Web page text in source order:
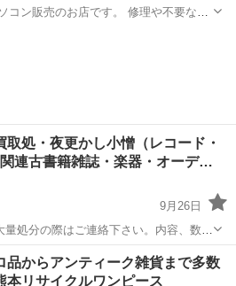
コン販売のお店です。 修理や不要なパ
取処・夜更かし小憎（レコード・
連古書籍雑誌・楽器・オーデ…
9月26日
量処分の際はご連絡下さい。内容、数
宅までお伺いさせて頂きます。お見積
いつでもお気軽にお問い合わせ下さ
いつで...
リサイクルショップ 無料
品からアンティーク雑貨まで多数
本リサイクルワンピース